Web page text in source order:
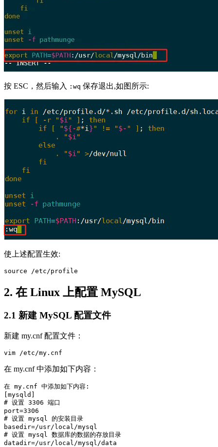
按 ESC，然后输入 :wq 保存退出,如图所示:
使上述配置生效:
2. 在 Linux 上配置 MySQL
2.1 新建 MySQL 配置文件
新建 my.cnf 配置文件：
在 my.cnf 中添加如下内容：
在 my.cnf 中添加如下内容:
[mysqld]
# 设置 3306 端口
port=3306
# 设置 mysql 的安装目录
basedir=/usr/local/mysql
# 设置 mysql 数据库的数据的存放目录
datadir=/usr/local/mysql/data